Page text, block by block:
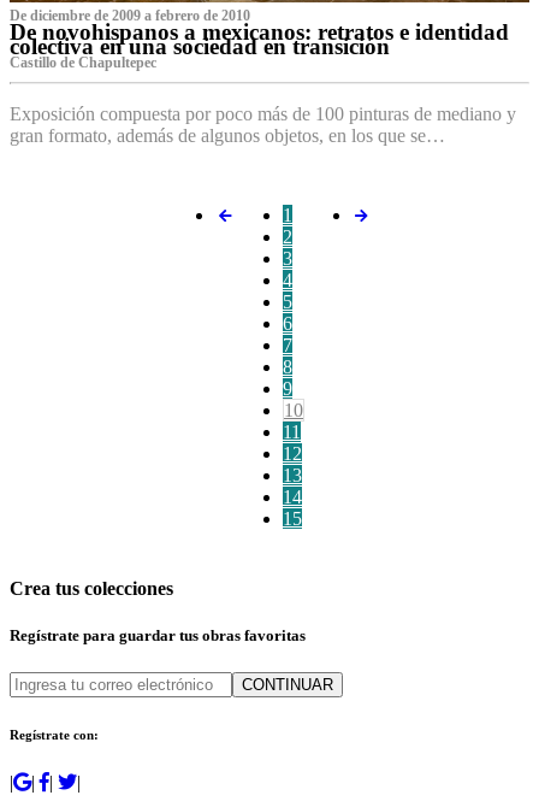
De diciembre de 2009 a febrero de 2010
De novohispanos a mexicanos: retratos e identidad
colectiva en una sociedad en transición
Castillo de Chapultepec
Exposición compuesta por poco más de 100 pinturas de mediano y
gran formato, además de algunos objetos, en los que se…
1
2
3
4
5
6
7
8
9
10
11
12
13
14
15
Crea tus colecciones
Regístrate para guardar tus obras favoritas
CONTINUAR
Regístrate con:
| | | |